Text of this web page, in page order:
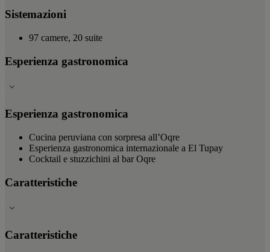
Sistemazioni
97 camere, 20 suite
Esperienza gastronomica
Esperienza gastronomica
Cucina peruviana con sorpresa all’Oqre
Esperienza gastronomica internazionale a El Tupay
Cocktail e stuzzichini al bar Oqre
Caratteristiche
Caratteristiche